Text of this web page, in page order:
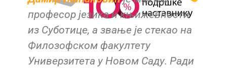
професор језика и књижевности
из Суботице, a звање је стекао на
Филозофском факултету
Универзитета у Новом Саду. Ради